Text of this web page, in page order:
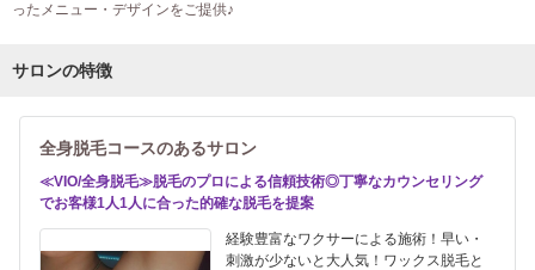
ったメニュー・デザインをご提供♪
サロンの特徴
全身脱毛コースのあるサロン
≪VIO/全身脱毛≫脱毛のプロによる信頼技術◎丁寧なカウンセリング
でお客様1人1人に合った的確な脱毛を提案
経験豊富なワクサーによる施術！早い・
刺激が少ないと大人気！ワックス脱毛と